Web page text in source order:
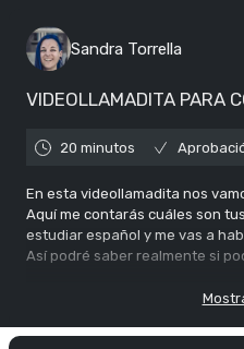
Sandra Torrella
VIDEOLLAMADITA PARA
20 minutos
En esta videollamadita nos
Aquí me contarás cuáles son
estudiar español y me vas a
Así podré saber realmente si
No tengas miedo y dale 🤘🏻